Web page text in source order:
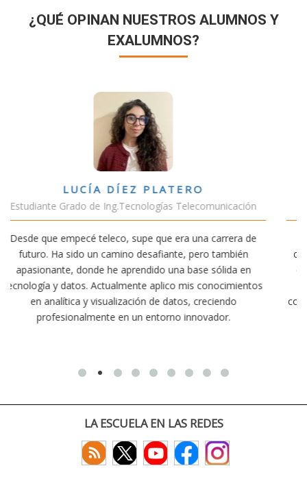
¿QUÉ OPINAN NUESTROS ALUMNOS Y
EXALUMNOS?
de
en
VÍCTOR SÁNCHEZ VALENCIA
Estudiante Doble Grado Teleco-ADE
Estudiar teleco me ha permitido comprender cómo
conectividad afecta nuestra vida diaria. Aunque la
exige esfuerzo, he dedicado parte de mi tiempo a
actividades como el salvamento y socorrismo. Estoy
convencido de que elegir teleco ha sido una de las
decisiones que he tomado.
LA ESCUELA EN LAS REDES